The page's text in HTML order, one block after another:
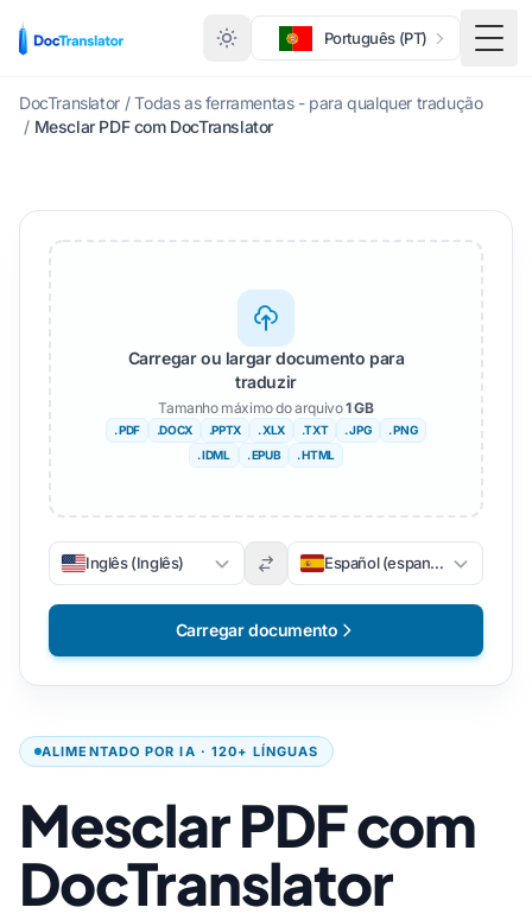
Português (PT)
DocTranslator / Todas as ferramentas - para qualquer tradução
/ Mesclar PDF com DocTranslator
ALIMENTADO POR IA · 120+ LÍNGUAS
Mesclar PDF com
DocTranslator
Carregar ou largar documento para
traduzir
Tamanho máximo do arquivo1 GB
. PDF .DOCX .PPTX . XLX .TXT . JPG
. PNG
. IDML
. EPUB . HTML
Inglês (Inglês) Español (espanhol)
Carregar documento